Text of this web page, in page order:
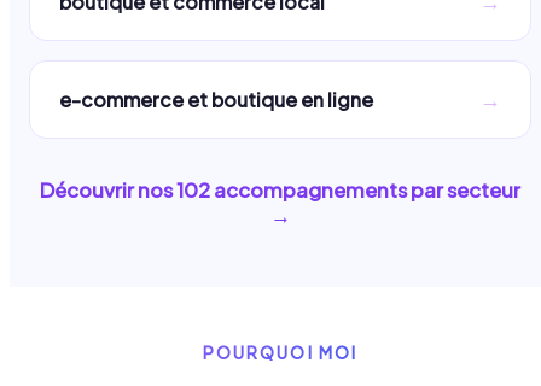
e-commerce et boutique en ligne →
Découvrir nos102accompagnements par secteur
→
POURQUOI MOI